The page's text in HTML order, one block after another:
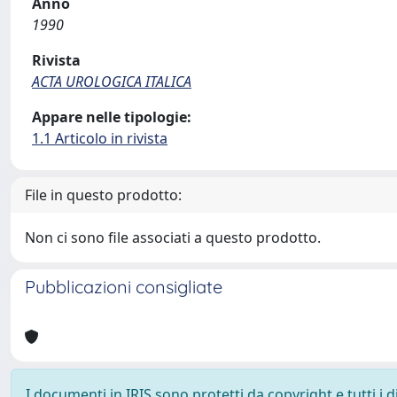
1990
Rivista
ACTA UROLOGICA ITALICA
Appare nelle tipologie:
1.1 Articolo in rivista
File in questo prodotto:
Non ci sono file associati a questo prodotto.
Pubblicazioni consigliate